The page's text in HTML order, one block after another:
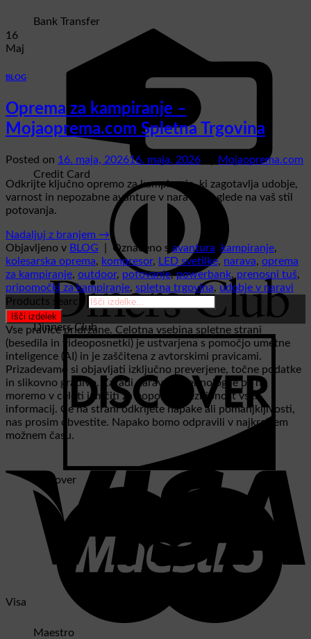
Bank Transfer
Credit Card
Dinners Club
Discover
Maestro
16
Maj
BLOG
Oprema za kampiranje –
Mojaoprema.com Spletna Trgovina
Posted on 16. maja, 202616. maja, 2026 Mojaoprema.com
Odkrijte ključno opremo za kampiranje, ki zagotavlja udobje,
varnost in nepozabne avanture v naravi, ne glede na vaš stil
potovanja.
Nadaljuj z branjem →
Objavljeno v BLOG Označeno s avantura kampiranje,
kolesarska oprema, kompresor, LED svetilke, narava, oprema
za kampiranje, outdoor, potovanje,powerbank, prenosni tuš,
pripomočki za kampiranje, spletna trgovina, udobje v naravi
Products search
Išči izdelek
Vse pravice pridržane. Celotna vsebina spletne strani
(besedila in videoposnetki) je ustvarjena s pomočjo umetne
inteligence (AI) in je zaščitena z avtorskimi pravicami.
Prizadevamo si objavljati izključno preverjene, točne podatke
in slikovno gradivo. Zaradi narave AI tehnologije pa ne
moremo v celoti jamčiti za popolno brezhibnost vseh
informacij. Če na strani odkrijete napake ali pomanjkljivosti,
nas prosim obvestite. Napako bomo odpravili v najkrajšem
možnem času.
Visa